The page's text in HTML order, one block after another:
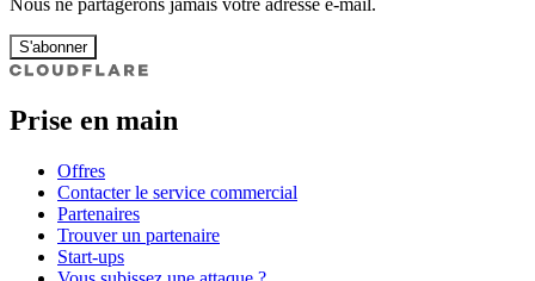
S'abonner
Prise en main
Offres
Contacter le service commercial
Partenaires
Trouver un partenaire
Start-ups